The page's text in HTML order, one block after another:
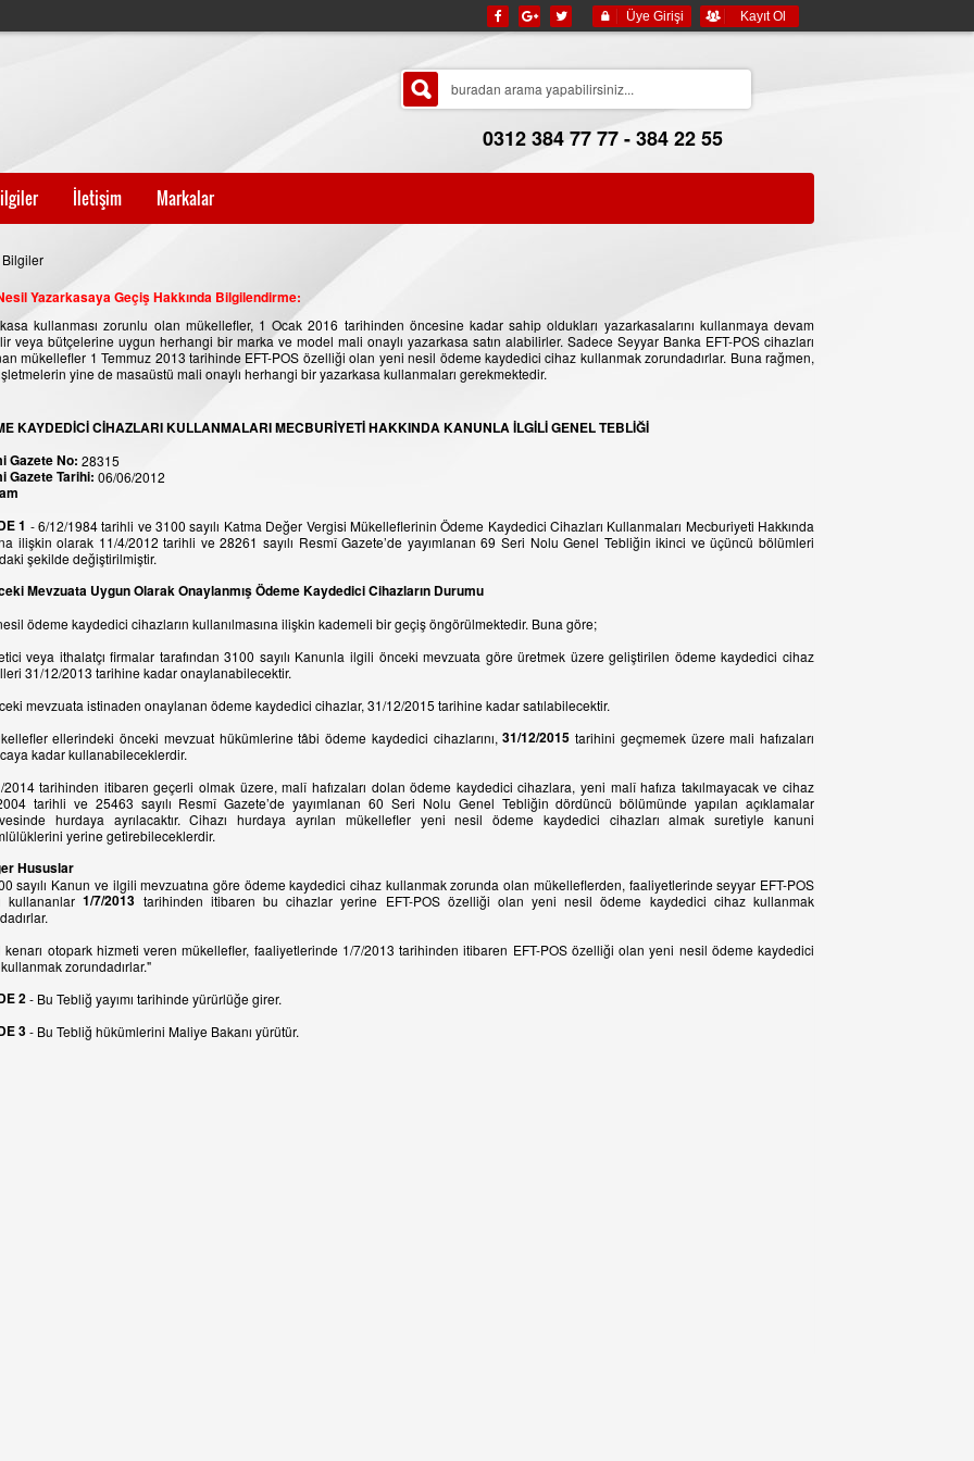
Üye Girişi Kayıt Ol
0312 384 77 77 - 384 22 55
İletişim Markalar
Yazarkasaya Geçiş Hakkında Bilgilendirme:
kullanması zorunlu olan mükellefler, 1 Ocak 2016 tarihinden öncesine kadar sahip oldukları yazarkasalarını kullanmaya devam
veya bütçelerine uygun herhangi bir marka ve model mali onaylı yazarkasa satın alabilirler. Sadece Seyyar Banka EFT-POS cihazları
mükellefler 1 Temmuz 2013 tarihinde EFT-POS özelliği olan yeni nesil ödeme kaydedici cihaz kullanmak zorundadırlar. Buna rağmen,
yine de masaüstü mali onaylı herhangi bir yazarkasa kullanmaları gerekmektedir.
KAYDEDİCİ CİHAZLARI KULLANMALARI MECBURİYETİ HAKKINDA KANUNLA İLGİLİ GENEL TEBLİĞİ
Gazete No: 28315
Gazete Tarihi: 06/06/2012
1 - 6/12/1984 tarihli ve 3100 sayılı Katma Değer Vergisi Mükelleflerinin Ödeme Kaydedici Cihazları Kullanmaları Mecburiyeti Hakkında
ilişkin olarak 11/4/2012 tarihli ve 28261 sayılı Resmî Gazete’de yayımlanan 69 Seri Nolu Genel Tebliğin ikinci ve üçüncü bölümleri
şekilde değiştirilmiştir.
Mevzuata Uygun Olarak Onaylanmış Ödeme Kaydedici Cihazların Durumu
ödeme kaydedici cihazların kullanılmasına ilişkin kademeli bir geçiş öngörülmektedir. Buna göre;
veya ithalatçı firmalar tarafından 3100 sayılı Kanunla ilgili önceki mevzuata göre üretmek üzere geliştirilen ödeme kaydedici cihaz
31/12/2013 tarihine kadar onaylanabilecektir.
mevzuata istinaden onaylanan ödeme kaydedici cihazlar, 31/12/2015 tarihine kadar satılabilecektir.
ellerindeki önceki mevzuat hükümlerine tâbi ödeme kaydedici cihazlarını,31/12/2015 tarihini geçmemek üzere mali hafızaları
kadar kullanabileceklerdir.
2014 tarihinden itibaren geçerli olmak üzere, malî hafızaları dolan ödeme kaydedici cihazlara, yeni malî hafıza takılmayacak ve cihaz
tarihli ve 25463 sayılı Resmî Gazete’de yayımlanan 60 Seri Nolu Genel Tebliğin dördüncü bölümünde yapılan açıklamalar
hurdaya ayrılacaktır. Cihazı hurdaya ayrılan mükellefler yeni nesil ödeme kaydedici cihazları almak suretiyle kanuni
yerine getirebileceklerdir.
Hususlar
sayılı Kanun ve ilgili mevzuatına göre ödeme kaydedici cihaz kullanmak zorunda olan mükelleflerden, faaliyetlerinde seyyar EFT-POS
kullananlar1/7/2013 tarihinden itibaren bu cihazlar yerine EFT-POS özelliği olan yeni nesil ödeme kaydedici cihaz kullanmak
kenarı otopark hizmeti veren mükellefler, faaliyetlerinde 1/7/2013 tarihinden itibaren EFT-POS özelliği olan yeni nesil ödeme kaydedici
zorundadırlar."
2- Bu Tebliğ yayımı tarihinde yürürlüğe girer.
3- Bu Tebliğ hükümlerini Maliye Bakanı yürütür.
YENİ
İNDİRİMDE
Endüstriyel Kullanım İçin
YENİ
İNDİRİMDE
CAS IE 1700 Çengel Baskül Endüstriyel
YENİ
İNDİRİMDE